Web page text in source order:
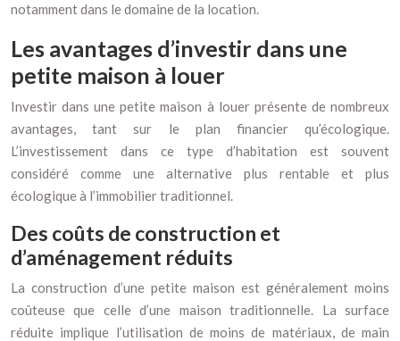
notamment dans le domaine de la location.
Les avantages d’investir dans une
petite maison à louer
Investir dans une petite maison à louer présente de nombreux
avantages, tant sur le plan financier qu’écologique.
L’investissement dans ce type d’habitation est souvent
considéré comme une alternative plus rentable et plus
écologique à l’immobilier traditionnel.
Des coûts de construction et
d’aménagement réduits
La construction d’une petite maison est généralement moins
coûteuse que celle d’une maison traditionnelle. La surface
réduite implique l’utilisation de moins de matériaux, de main